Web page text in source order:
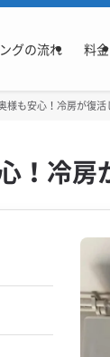
グの流れ 料金
様も安心！冷房が復活
！冷房